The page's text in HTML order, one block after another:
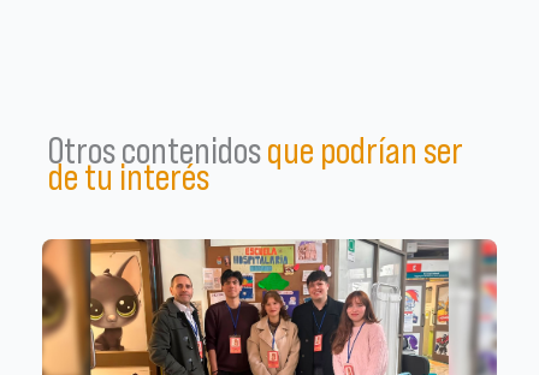
Otros contenidosque podrían ser
de tu interés